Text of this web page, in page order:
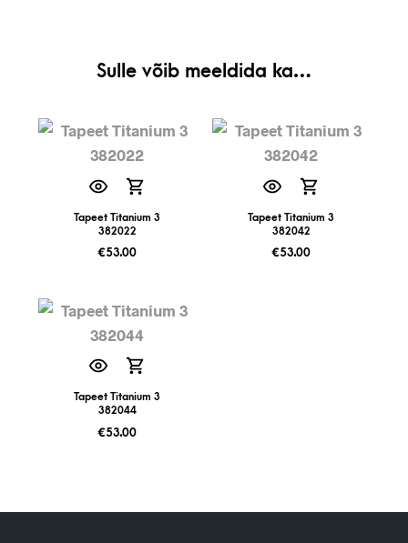
Sulle võib meeldida ka…
Tapeet Titanium 3
382022
€53.00
Tapeet Titanium 3
382042
€53.00
Tapeet Titanium 3
382044
€53.00